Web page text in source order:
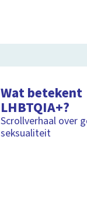
Wat betekent
LHBTQIA+?
Scrollverhaal over
seksualiteit